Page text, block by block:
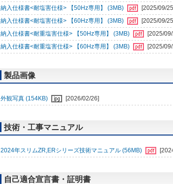
納入仕様書<耐塩害仕様> 【50Hz専用】 (3MB)
[2025/09/
納入仕様書<耐塩害仕様> 【60Hz専用】 (3MB)
[2025/09/
納入仕様書<耐重塩害仕様> 【50Hz専用】 (3MB)
[2025/
納入仕様書<耐重塩害仕様> 【60Hz専用】 (3MB)
[2025/
製品画像
外観写真 (154KB) [2026/02/26]
技術・工事マニュアル
2024年スリムZR,ERシリーズ技術マニュアル (56MB)
自己適合宣言書・証明書